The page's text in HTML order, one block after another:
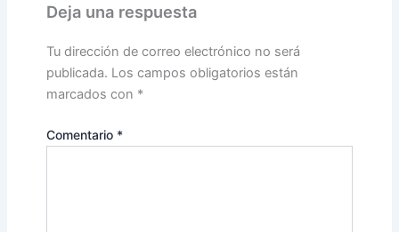
Deja una respuesta
Tu dirección de correo electrónico no será
publicada. Los campos obligatorios están
marcados con *
Comentario *